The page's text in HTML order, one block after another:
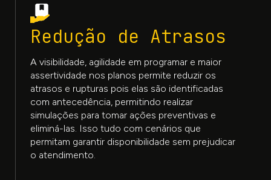
Redução de Atrasos
A visibilidade, agilidade em programar e maior
assertividade nos planos permite reduzir os
atrasos e rupturas pois elas são identificadas
com antecedência, permitindo realizar
simulações para tomar ações preventivas e
eliminá-las. Isso tudo com cenários que
permitam garantir disponibilidade sem prejudicar
o atendimento.